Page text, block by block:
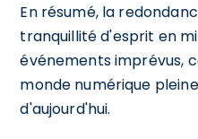
En résumé, la
tranquillité d'esprit en
événements imprévus,
monde numérique
d'aujourd'hui.